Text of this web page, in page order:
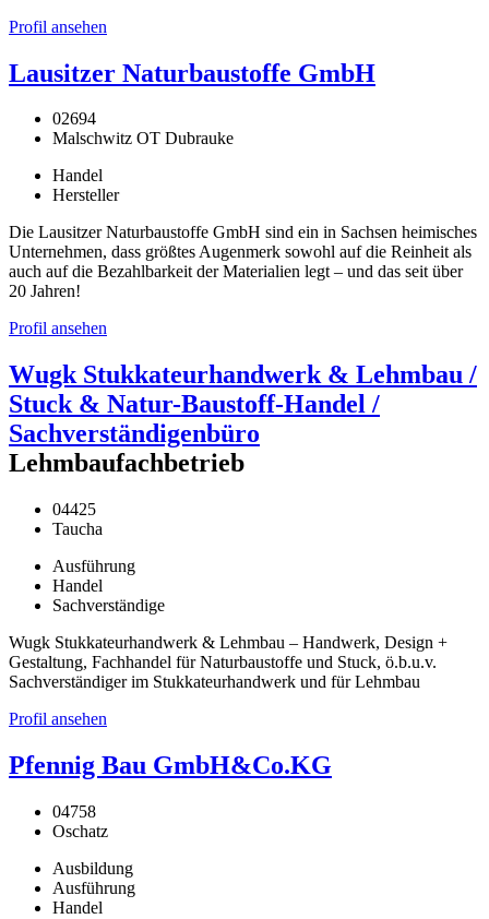
Profil ansehen
Lausitzer Naturbaustoffe GmbH
02694
Malschwitz OT Dubrauke
Handel
Hersteller
Die Lausitzer Naturbaustoffe GmbH sind ein in Sachsen heimisches
Unternehmen, dass größtes Augenmerk sowohl auf die Reinheit als
auch auf die Bezahlbarkeit der Materialien legt – und das seit über
20 Jahren!
Profil ansehen
Wugk Stukkateurhandwerk & Lehmbau /
Stuck & Natur-Baustoff-Handel /
Sachverständigenbüro
Lehmbaufachbetrieb
04425
Taucha
Ausführung
Handel
Sachverständige
Wugk Stukkateurhandwerk & Lehmbau – Handwerk, Design +
Gestaltung, Fachhandel für Naturbaustoffe und Stuck, ö.b.u.v.
Sachverständiger im Stukkateurhandwerk und für Lehmbau
Profil ansehen
Pfennig Bau GmbH&Co.KG
04758
Oschatz
Ausbildung
Ausführung
Handel